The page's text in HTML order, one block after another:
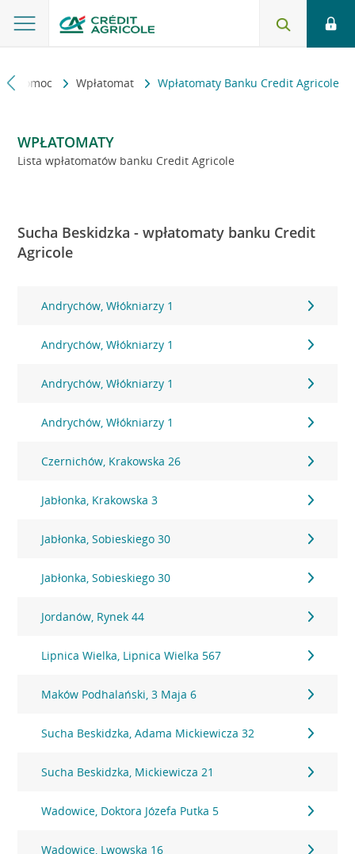
i pomoc Wpłatomat Wpłatomaty Banku Credit Agricole
WPŁATOMATY
Lista wpłatomatów banku Credit Agricole
Sucha Beskidzka - wpłatomaty banku Credit
Agricole
Andrychów, Włókniarzy 1
Andrychów, Włókniarzy 1
Andrychów, Włókniarzy 1
Andrychów, Włókniarzy 1
Czernichów, Krakowska 26
Jabłonka, Krakowska 3
Jabłonka, Sobieskiego 30
Jabłonka, Sobieskiego 30
Jordanów, Rynek 44
Lipnica Wielka, Lipnica Wielka 567
Maków Podhalański, 3 Maja 6
Sucha Beskidzka, Adama Mickiewicza 32
Sucha Beskidzka, Mickiewicza 21
Wadowice, Doktora Józefa Putka 5
Wadowice, Lwowska 16